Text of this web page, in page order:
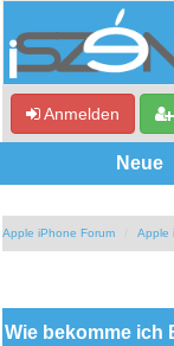
Anmelden
Neue
Apple iPhone Forum Apple
Wie bekomme ich